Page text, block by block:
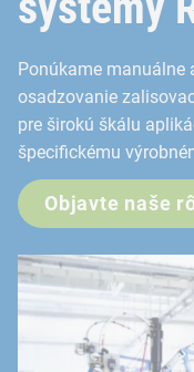
Vytvorenie
Realizácia
Ponúkame manuálne
osadzovanie
pre širokú škálu
špecifickému
Objavte naše